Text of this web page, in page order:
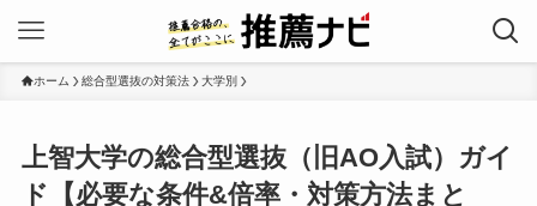
ホーム 総合型選抜の対策法 大学別
上智大学の総合型選抜（旧AO入試）ガイ
ド【必要な条件&倍率・対策方法まと